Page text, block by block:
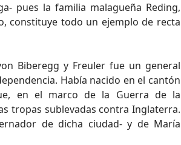
pues la familia malagueña Reding,
constituye todo un ejemplo de recta
Biberegg y Freuler fue un general
Había nacido en el cantón
en el marco de la Guerra de la
tropas sublevadas contra Inglaterra.
de dicha ciudad- y de María